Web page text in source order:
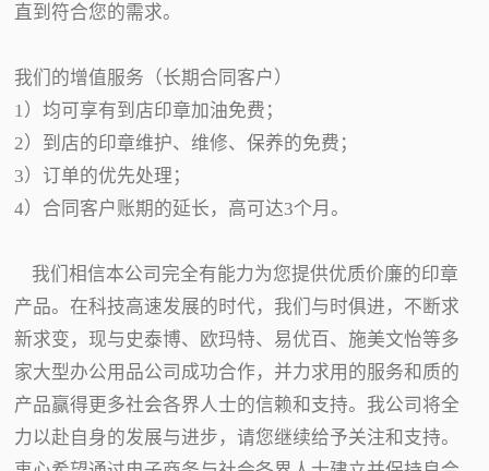
直到符合您的需求。
我们的增值服务（长期合同客户）
1）均可享有到店印章加油免费；
2）到店的印章维护、维修、保养的免费；
3）订单的优先处理；
4）合同客户账期的延长，高可达3个月。
我们相信本公司完全有能力为您提供优质价廉的印章
产品。在科技高速发展的时代，我们与时俱进，不断求
新求变，现与史泰博、欧玛特、易优百、施美文怡等多
家大型办公用品公司成功合作，并力求用的服务和质的
产品赢得更多社会各界人士的信赖和支持。我公司将全
力以赴自身的发展与进步，请您继续给予关注和支持。